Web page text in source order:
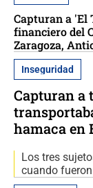
Capturan a 'El
financiero del
Zaragoza,
Inseguridad
Capturan a
hamaca en
Los tres
cuando